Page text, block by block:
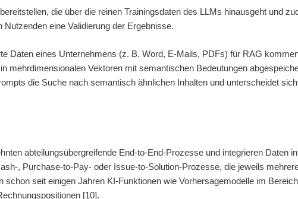
die über die reinen Trainingsdaten des LLMs hinausgeht und
eine Validierung der Ergebnisse.
Daten eines Unternehmens (z. B. Word, E-Mails, PDFs) für RAG
mehrdimensionalen Vektoren mit semantischen Bedeutungen
die Suche nach semantisch ähnlichen Inhalten und unterscheidet
abteilungsübergreifende End-to-End-Prozesse und integrieren Daten
, Purchase-to-Pay- oder Issue-to-Solution-Prozesse, die jeweils
seit einigen Jahren KI-Funktionen wie Vorhersagemodelle im
[10].